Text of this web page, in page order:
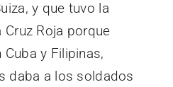
y que tuvo la
Roja porque
y Filipinas,
daba a los soldados